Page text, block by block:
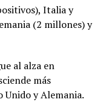
Italia y
(2 millones) y
al alza en
más
Unido y Alemania.